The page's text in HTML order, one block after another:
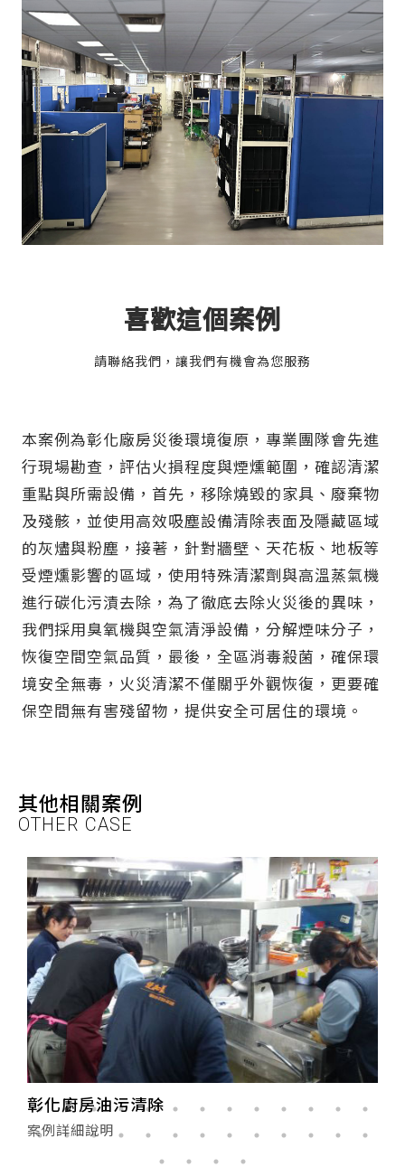
喜歡這個案例
請聯絡我們，讓我們有機會為您服務
本案例為彰化廠房災後環境復原，專業團隊會先進
行現場勘查，評估火損程度與煙燻範圍，確認清潔
重點與所需設備，首先，移除燒毀的家具、廢棄物
及殘骸，並使用高效吸塵設備清除表面及隱藏區域
的灰燼與粉塵，接著，針對牆壁、天花板、地板等
受煙燻影響的區域，使用特殊清潔劑與高溫蒸氣機
進行碳化污漬去除，為了徹底去除火災後的異味，
我們採用臭氧機與空氣清淨設備，分解煙味分子，
恢復空間空氣品質，最後，全區消毒殺菌，確保環
境安全無毒，火災清潔不僅關乎外觀恢復，更要確
保空間無有害殘留物，提供安全可居住的環境。
其他相關案例
OTHER CASE
彰化廚房油污清除
案例詳細說明